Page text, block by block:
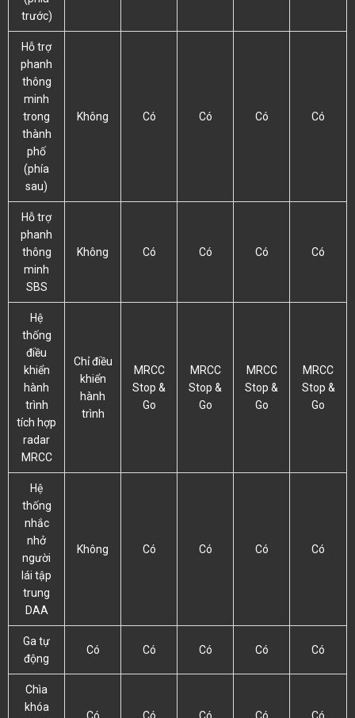
trước)
Hỗ trợ
phanh
thông
minh
trong
thành
phố
(phía
sau)
Không Có Có Có Có
Hỗ trợ
phanh
thông
minh
SBS
Không Có Có Có Có
Hệ
thống
điều
khiển
hành
trình
tích hợp
radar
MRCC
Chỉ điều
khiển
hành
trình
MRCC
Stop &
Go
MRCC
Stop &
Go
MRCC
Stop &
Go
MRCC
Stop &
Go
Hệ
thống
nhắc
nhở
người
lái tập
trung
DAA
Không Có Có Có Có
Ga tự
động
Có Có Có Có Có
Chìa
khóa